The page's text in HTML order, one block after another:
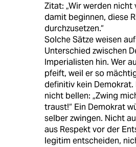
Zitat: „Wir werden
damit beginnen, diese
durchzusetzen.“
Solche Sätze weisen
Unterschied zwischen
Imperialisten hin. Wer
pfeift, weil er so
definitiv kein
nicht bellen: „Zwing
traust!“ Ein Demokrat
selber zwingen. Nicht
aus Respekt vor der
legitim entscheiden,